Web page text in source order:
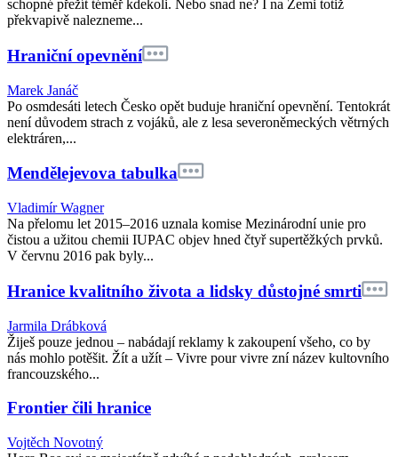
schopné přežít téměř kdekoli. Nebo snad ne? I na Zemi totiž
překvapivě nalezneme...
Hraniční opevnění
Marek Janáč
Po osmdesáti letech Česko opět buduje hraniční opevnění. Tentokrát
není důvodem strach z vojáků, ale z lesa severoněmeckých větrných
elektráren,...
Mendělejevova tabulka
Vladimír Wagner
Na přelomu let 2015–2016 uznala komise Mezinárodní unie pro
čistou a užitou chemii IUPAC objev hned čtyř supertěžkých prvků.
V červnu 2016 pak byly...
Hranice kvalitního života a lidsky důstojné smrti
Jarmila Drábková
Žiješ pouze jednou – nabádají reklamy k zakoupení všeho, co by
nás mohlo potěšit. Žít a užít – Vivre pour vivre zní název kultovního
francouzského...
Frontier čili hranice
Vojtěch Novotný